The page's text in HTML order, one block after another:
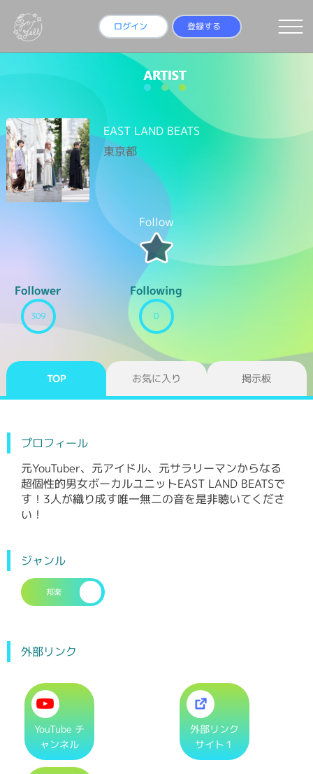
ログイン 登録する
EAST LAND BEATS
東京都
Follow
Follower
309
Following
0
TOP お気に入り 掲示板
プロフィール
元YouTuber、元アイドル、元サラリーマンからなる
超個性的男女ボーカルユニットEAST LAND BEATSで
す！3人が織り成す唯一無二の音を是非聴いてくださ
い！
ジャンル
邦楽
外部リンク
YouTube チ
ャンネル
外部リンク
サイト１